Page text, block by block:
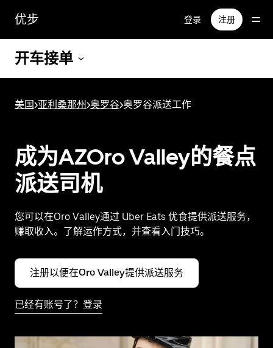
容
优步 登录 注册
开车接单
美国>亚利桑那州>奥罗谷>奥罗谷派送工作
成为AZOro Valley的餐点
派送司机
您可以在Oro Valley通过 Uber Eats 优食提供派送服务，
赚取收入。了解运作方式，并查看入门技巧。
注册以便在Oro Valley提供派送服务
已经有账号了？登录